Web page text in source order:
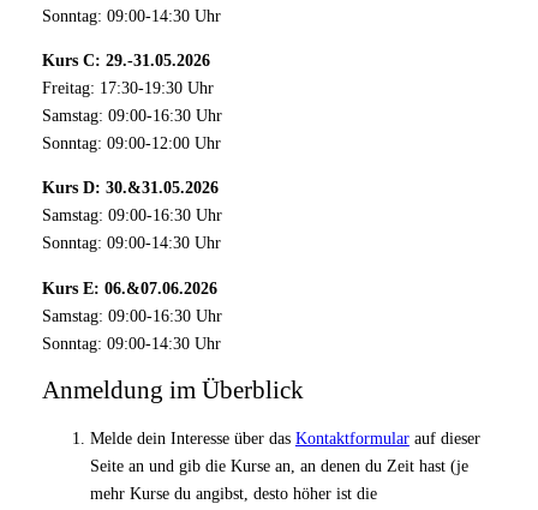
Sonntag: 09:00-14:30 Uhr
Kurs C: 29.-31.05.2026
Freitag: 17:30-19:30 Uhr
Samstag: 09:00-16:30 Uhr
Sonntag: 09:00-12:00 Uhr
Kurs D: 30.&31.05.2026
Samstag: 09:00-16:30 Uhr
Sonntag: 09:00-14:30 Uhr
Kurs E: 06.&07.06.2026
Samstag: 09:00-16:30 Uhr
Sonntag: 09:00-14:30 Uhr
Anmeldung im Überblick
Melde dein Interesse über das Kontaktformularauf dieser
Seite an und gib die Kurse an, an denen du Zeit hast (je
mehr Kurse du angibst, desto höher ist die